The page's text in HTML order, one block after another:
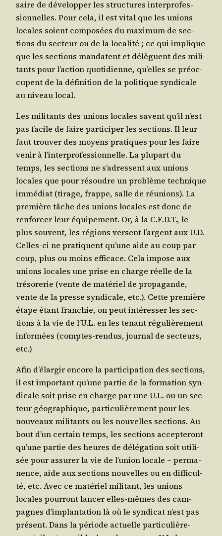
saire de déve­lop­per les struc­tures inter­pro­fes­
sion­nelles. Pour cela, il est vital que les unions
locales soient com­po­sées du maxi­mum de sec­
tions du sec­teur ou de la loca­li­té ; ce qui implique
que les sec­tions man­datent et délèguent des mili­
tants pour l’action quo­ti­dienne, qu’elles se pré­oc­
cupent de la défi­ni­tion de la poli­tique syn­di­cale
au niveau local.
Les mili­tants des unions locales savent qu’il n’est
pas facile de faire par­ti­ci­per les sec­tions. Il leur
faut trou­ver des moyens pra­tiques pour les faire
venir à l’interprofessionnelle. La plu­part du
temps, les sec­tions ne s’adressent aux unions
locales que pour résoudre un pro­blème tech­nique
immé­diat (tirage, frappe, salle de réunions). La
pre­mière tâche des unions locales est donc de
ren­for­cer leur équi­pe­ment. Or, à la C.F.D.T., le
plus sou­vent, les régions versent l’argent aux U.D.
Celles-ci ne pra­tiquent qu’une aide au coup par
coup, plus ou moins effi­cace. Cela impose aux
unions locales une prise en charge réelle de la
tré­so­re­rie (vente de maté­riel de pro­pa­gande,
vente de la presse syn­di­cale, etc.). Cette pre­mière
étape étant fran­chie, on peut inté­res­ser les sec­
tions à la vie de l’U.L. en les tenant régu­liè­re­ment
infor­mées (comptes-ren­dus, jour­nal de sec­teurs,
etc.)
Afin d’élargir encore la par­ti­ci­pa­tion des sec­tions,
il est impor­tant qu’une par­tie de la for­ma­tion syn­
di­cale soit prise en charge par une U.L. ou un sec­
teur géo­gra­phique, par­ti­cu­liè­re­ment pour les
nou­veaux mili­tants ou les nou­velles sec­tions. Au
bout d’un cer­tain temps, les sec­tions accep­te­ront
qu’une par­tie des heures de délé­ga­tion soit uti­li­
sée pour assu­rer la vie de l’union locale – per­ma­
nence, aide aux sec­tions nou­velles ou en dif­fi­cul­
té, etc. Avec ce maté­riel mili­tant, les unions
locales pour­ront lan­cer elles-mêmes des cam­
pagnes d’implantation là où le syn­di­cat n’est pas
pré­sent. Dans la période actuelle par­ti­cu­liè­re­